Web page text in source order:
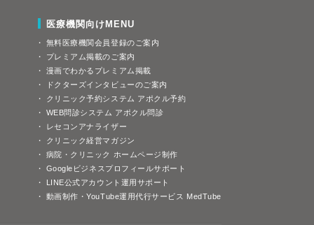
医療機関向けMENU
無料医療機関会員登録のご案内
プレミアム掲載のご案内
漫画でわかるプレミアム掲載
ドクターズインタビューのご案内
クリニック予約システム アポクル予約
WEB問診システム アポクル問診
レセコンアナライザー
クリニック経営マガジン
病院・クリニック ホームページ制作
Googleビジネスプロフィールサポート
LINE公式アカウント運用サポート
動画制作・YouTube運用代行サービス MedTube